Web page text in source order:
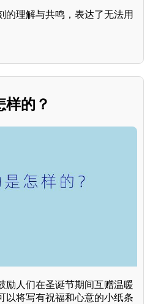
的理解与共鸣，表达了无法用
样的？
励人们在圣诞节期间互赠温暖
以将写有祝福和心意的小纸条